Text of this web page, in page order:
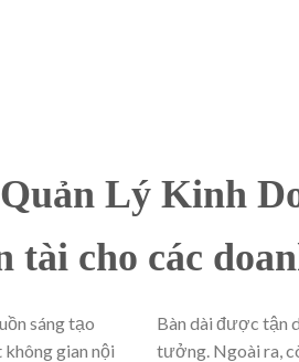
Lý Kinh
tài cho các
sáng tạo
gian nội
Bàn dài được tận
tưởng. Ngoài ra,